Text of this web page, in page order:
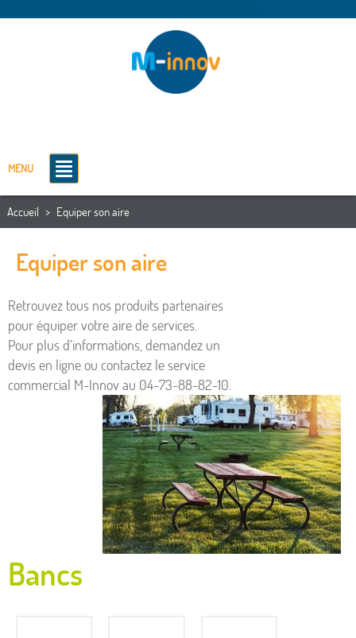
MENU
Accueil > Equiper son aire
Equiper son aire
Retrouvez tous nos produits partenaires
pour équiper votre aire de services.
Pour plus d’informations, demandez un
devis en ligne ou contactez le service
commercial M-Innov au 04-73-88-82-10.
Bancs